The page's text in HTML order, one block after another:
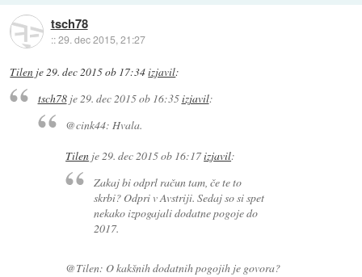
tsch78
::29. dec 2015, 21:27
Tilen je29. dec 2015 ob 17:34izjavil:
tsch78je29. dec 2015 ob 16:35izjavil:
@cink44: Hvala.
Tilen je29. dec 2015 ob 16:17izjavil:
Zakaj bi odprl račun tam, če te to
skrbi? Odpri v Avstriji. Sedaj so si spet
nekako izpogajali dodatne pogoje do
2017.
@Tilen: O kakšnih dodatnih pogojih je govora?